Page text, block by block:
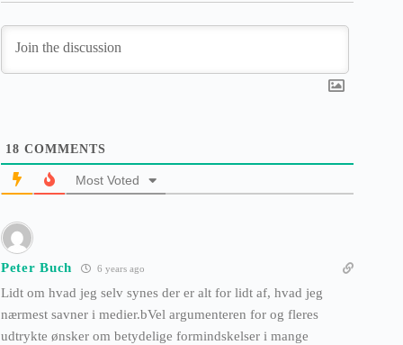
18 COMMENTS
Most Voted
Peter Buch 6 years ago
Lidt om hvad jeg selv synes der er alt for lidt af, hvad jeg
nærmest savner i medier.bVel argumenteren for og fleres
udtrykte ønsker om betydelige formindskelser i mange